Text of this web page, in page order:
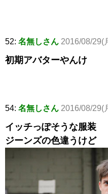
52: 名無しさん 2016/08/29(
初期アバターやんけ
54: 名無しさん 2016/08/29(
イッチっぽそうな服装
ジーンズの色違うけど